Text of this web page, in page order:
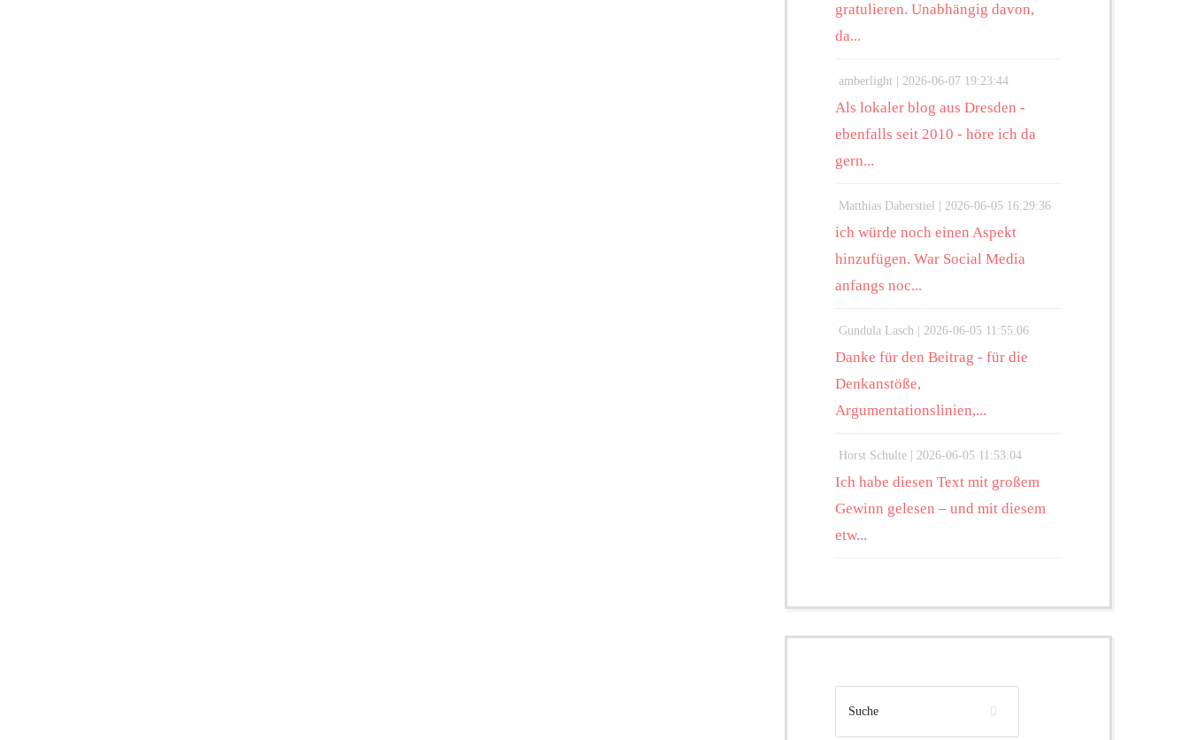
gratulieren. Unabhängig davon,
da...
amberlight | 2026-06-07 19:23:44
Als lokaler blog aus Dresden -
ebenfalls seit 2010 - höre ich da
gern...
Matthias Daberstiel | 2026-06-05 16:29:36
ich würde noch einen Aspekt
hinzufügen. War Social Media
anfangs noc...
Gundula Lasch | 2026-06-05 11:55:06
Danke für den Beitrag - für die
Denkanstöße,
Argumentationslinien,...
Horst Schulte | 2026-06-05 11:53:04
Ich habe diesen Text mit großem
Gewinn gelesen – und mit diesem
etw...